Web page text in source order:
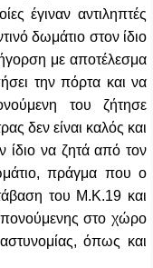
έγιναν αντιληπτές
δωμάτιο στον ίδιο
με αποτέλεσμα
την πόρτα και να
του ζήτησε
δεν είναι καλός και
ίδιο να ζητά από τον
πράγμα που ο
του Μ.Κ.19 και
στο χώρο
όπως και